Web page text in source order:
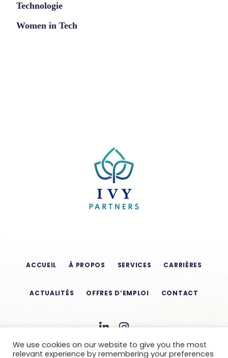
Technologie
Women in Tech
ACCUEIL À PROPOS SERVICES CARRIÈRES
ACTUALITÉS OFFRES D’EMPLOI CONTACT
We use cookies on our website to give you the most
relevant experience by remembering your preferences